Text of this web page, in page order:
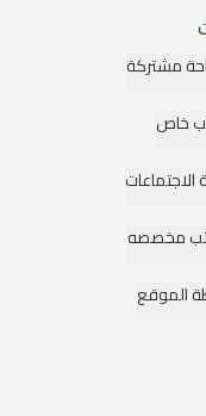
مشتركة
خاص
الاجتماعات
مخصصه
الموقع